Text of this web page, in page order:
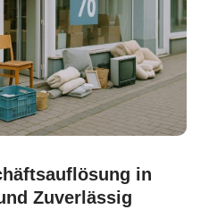
in
Zuverlässig